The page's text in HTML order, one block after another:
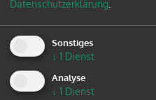
Leporello
Datenschutzerklärung
Sonstiges
↓ 1 Dienst
Analyse
↓ 1 Dienst